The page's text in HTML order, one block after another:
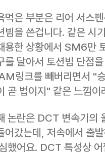
먹은 부분은 리어 서스
빔을 쓴겁니다. 같은 시
용한 상황에서 SM6만
를 달아서 토션빔 단점
링크를 빼버리면서 "
곧 법이지" 같은 느낌
논란은 DCT 변속기의
어갔는데, 저속에서 출
했어요. DCT 특성상